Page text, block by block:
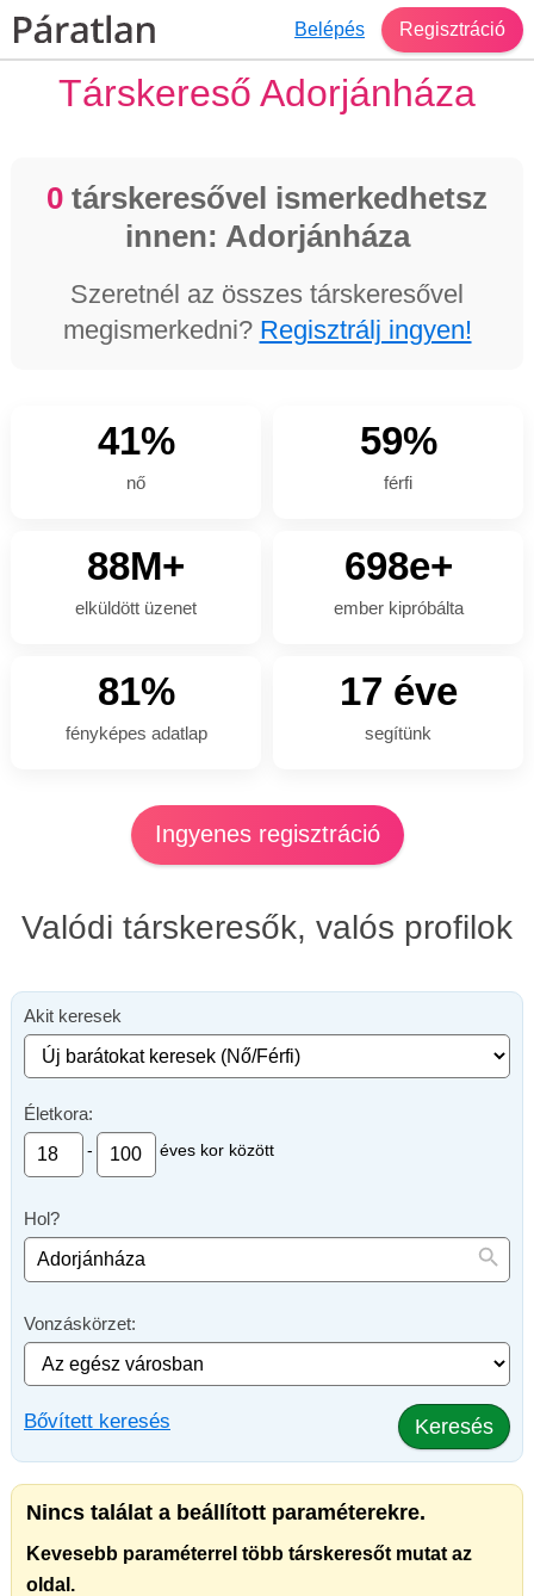
Belépés Regisztráció
Társkereső Adorjánháza
0 társkeresővel ismerkedhetsz
innen: Adorjánháza
Szeretnél az összes társkeresővel
megismerkedni? Regisztrálj ingyen!
41%
nő
59%
férfi
88M+
elküldött üzenet
698e+
ember kipróbálta
81%
fényképes adatlap
17 éve
segítünk
Ingyenes regisztráció
Valódi társkeresők, valós profilok
Akit keresek
Életkora:
- éves kor között
Hol?
Vonzáskörzet:
Bővített keresés Keresés
Nincs találat a beállított paraméterekre.
Kevesebb paraméterrel több társkeresőt mutat az
oldal.